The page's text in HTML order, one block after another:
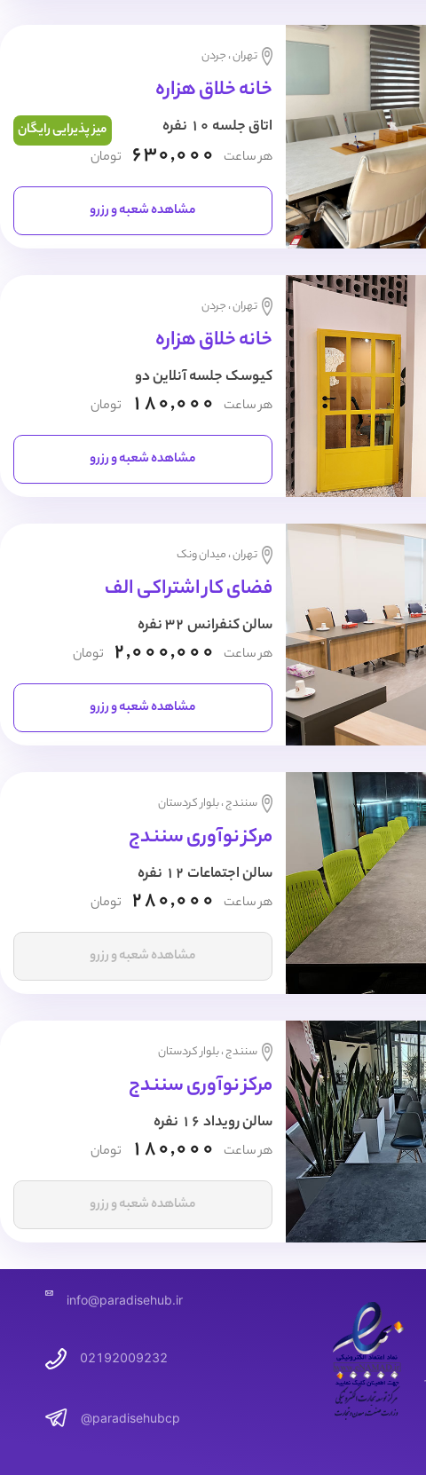
تهران ، جردن
خانه خلاق هزاره
اتاق جلسه 10 نفره
میز پذیرایی رایگان
هر ساعت 630,000 تومان
مشاهده شعبه و رزرو
تهران ، جردن
خانه خلاق هزاره
کیوسک جلسه آنلاین دو
هر ساعت 180,000 تومان
مشاهده شعبه و رزرو
تهران ، میدان ونک
فضای کار اشتراکی الف
سالن کنفرانس 32 نفره
هر ساعت 2,000,000 تومان
مشاهده شعبه و رزرو
سنندج ، بلوار کردستان
مرکز نوآوری سنندج
سالن اجتماعات 12 نفره
هر ساعت 280,000 تومان
مشاهده شعبه و رزرو
سنندج ، بلوار کردستان
مرکز نوآوری سنندج
سالن رویداد 16 نفره
هر ساعت 180,000 تومان
مشاهده شعبه و رزرو
info@paradisehub.ir
02192009232
@paradisehubcp